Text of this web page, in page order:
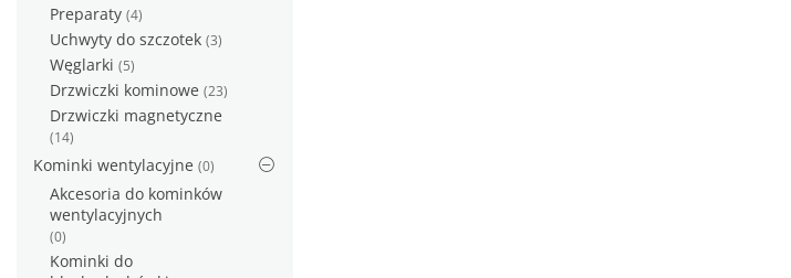
Preparaty (4)
Uchwyty do szczotek (3)
Węglarki (5)
Drzwiczki kominowe (23)
Drzwiczki magnetyczne
(14)
Kominki wentylacyjne (0)
Akcesoria do kominków
wentylacyjnych
(0)
Kominki do